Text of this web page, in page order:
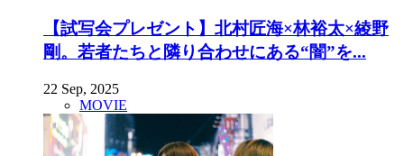
【試写会プレゼント】北村匠海×林裕太×綾野
剛。若者たちと隣り合わせにある“闇”を...
22 Sep, 2025
MOVIE